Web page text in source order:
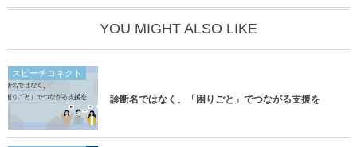
YOU MIGHT ALSO LIKE
スピーチコネクト
診断名ではなく、「困りごと」でつながる支援を